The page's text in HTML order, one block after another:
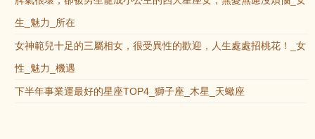
生_魅力_所在
女神範兒十足的三屬相女，很受異性的歡迎，人生處處招桃花！_女
性_魅力_機遇
下半年事業運最好的星座TOP4_獅子座_木星_天蠍座